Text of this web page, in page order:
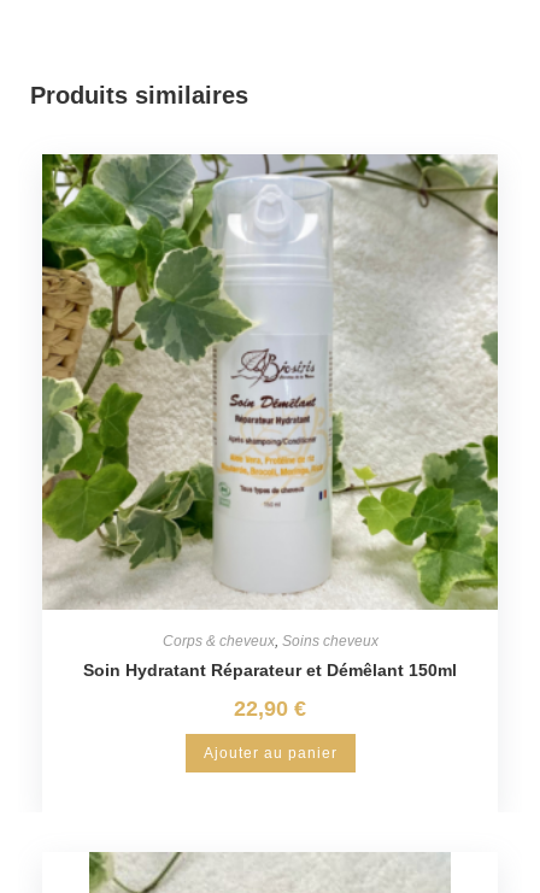
Produits similaires
Corps & cheveux, Soins cheveux
Soin Hydratant Réparateur et Démêlant 150ml
22,90 €
Ajouter au panier